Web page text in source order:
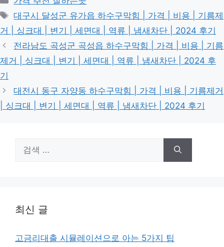
테
고
리
태
그
대구시 달성군 유가읍 하수구막힘 | 가격 | 비용 | 기름제
거 | 싱크대 | 변기 | 세면대 | 역류 | 냄새차단 | 2024 후기
전라남도 곡성군 곡성읍 하수구막힘 | 가격 | 비용 | 기름
제거 | 싱크대 | 변기 | 세면대 | 역류 | 냄새차단 | 2024 후
기
대전시 동구 자양동 하수구막힘 | 가격 | 비용 | 기름제거
| 싱크대 | 변기 | 세면대 | 역류 | 냄새차단 | 2024 후기
색:
최신 글
고금리대출 시뮬레이션으로 아는 5가지 팁